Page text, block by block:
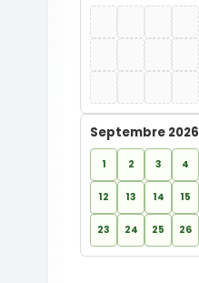
Septembre 2026
1 2 3 4
12 13 14 15
23 24 25 26